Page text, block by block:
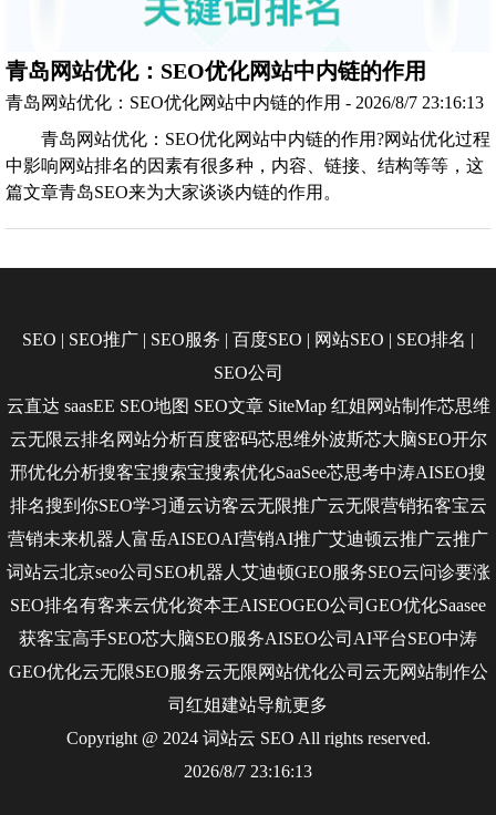
青岛网站优化：SEO优化网站中内链的作用
青岛网站优化：SEO优化网站中内链的作用 - 2026/8/7 23:16:13
青岛网站优化：SEO优化网站中内链的作用?网站优化过程
中影响网站排名的因素有很多种，内容、链接、结构等等，这
篇文章青岛SEO来为大家谈谈内链的作用。
SEO | SEO推广 | SEO服务 | 百度SEO | 网站SEO | SEO排名 |
SEO公司
云直达 saasEE SEO地图 SEO文章 SiteMap 红姐网站制作芯思维
云无限云排名 网站分析百度密码芯思维外波斯芯大脑SEO开尔
邢优化分析搜客宝搜索宝搜索优化SaaSee芯思考中涛AISEO搜
排名搜到你SEO学习通云访客云无限推广云无限营销拓客宝云
营销未来机器人富岳AISEOAI营销AI推广艾迪顿云推广云推广
词站云北京seo公司 SEO机器人艾迪顿GEO服务SEO云问诊要涨
SEO排名有客来云优化资本王AISEOGEO公司 GEO优化Saasee
获客宝高手SEO芯大脑SEO服务AISEO公司 AI平台SEO中涛
GEO优化云无限SEO服务云无限网站优化公司 云无网站制作公
司 红姐建站导航更多
Copyright @ 2024 词站云 SEO All rights reserved.
2026/8/7 23:16:13